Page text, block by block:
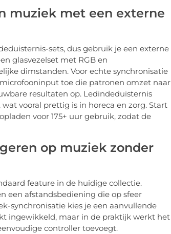
muziek met een externe
sets, dus gebruik je een externe
glasvezelset met RGB en
dimstanden. Voor echte synchronisatie
toe die patronen omzet naar
resultaten op. Ledindeduisternis
vooral prettig is in horeca en zorg. Start
voor 175+ uur gebruik, zodat de
op muziek zonder
feature in de huidige collectie.
een afstandsbediening die op sfeer
synchronisatie kies je een aanvullende
ingewikkeld, maar in de praktijk werkt het
controller toevoegt.